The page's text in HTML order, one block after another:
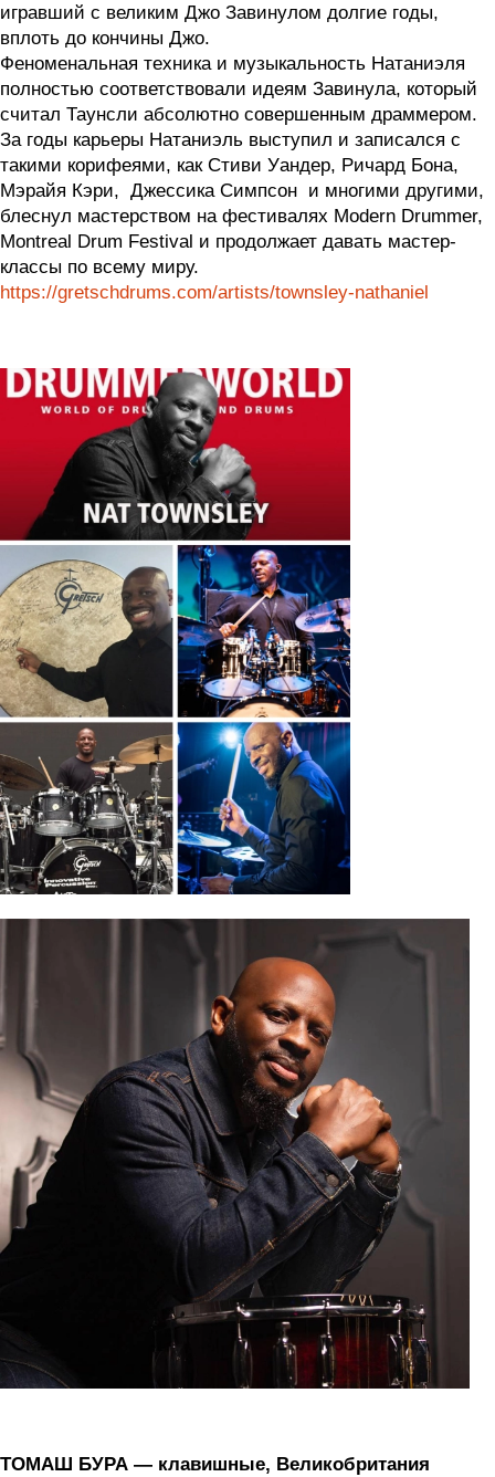
игравший с великим Джо Завинулом долгие годы,
вплоть до кончины Джо.
Феноменальная техника и музыкальность Натаниэля
полностью соответствовали идеям Завинула, который
считал Таунсли абсолютно совершенным драммером.
За годы карьеры Натаниэль выступил и записался с
такими корифеями, как Стиви Уандер, Ричард Бона,
Мэрайя Кэри, Джессика Симпсон и многими другими,
блеснул мастерством на фестивалях Modern Drummer,
Мontreal Drum Festival и продолжает давать мастер-
классы по всему миру.
https://gretschdrums.com/artists/townsley-nathaniel
ТОМАШ БУРА — клавишные, Великобритания